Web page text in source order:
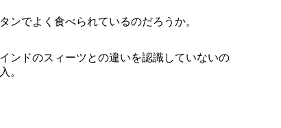
ンでよく食べられているのだろうか。
ンドのスィーツとの違いを認識していないの
。